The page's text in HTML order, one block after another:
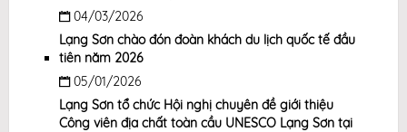
04/03/2026
Lạng Sơn chào đón đoàn khách du lịch quốc tế đầu
tiên năm 2026
05/01/2026
Lạng Sơn tổ chức Hội nghị chuyên đề giới thiệu
Công viên địa chất toàn cầu UNESCO Lạng Sơn tại